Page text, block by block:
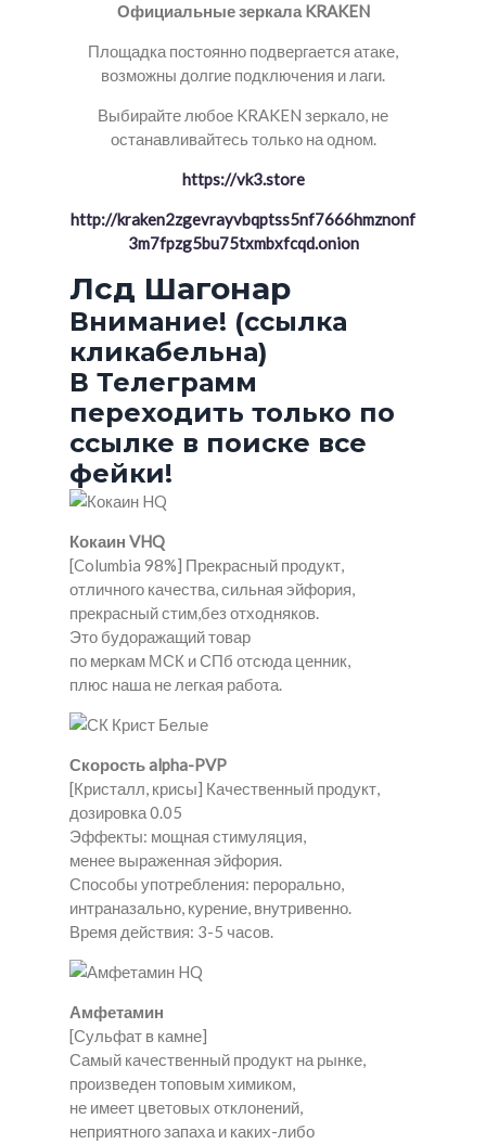
Официальные зеркала KRAKEN
Площадка постоянно подвергается атаке,
возможны долгие подключения и лаги.
Выбирайте любое KRAKEN зеркало, не
останавливайтесь только на одном.
https://vk3.store
http://kraken2zgevrayvbqptss5nf7666hmznonf
3m7fpzg5bu75txmbxfcqd.onion
Лсд Шагонар
Внимание! (ссылка
кликабельна)
В Телеграмм
переходить только по
ссылке в поиске все
фейки!
Кокаин VHQ
[Columbia 98%] Прекрасный продукт,
отличного качества, сильная эйфория,
прекрасный стим,без отходняков.
Это будоражащий товар
по меркам МСК и СПб отсюда ценник,
плюс наша не легкая работа.
Скорость alpha-PVP
[Кристалл, крисы] Качественный продукт,
дозировка 0.05
Эффекты: мощная стимуляция,
менее выраженная эйфория.
Способы употребления: перорально,
интраназально, курение, внутривенно.
Время действия: 3-5 часов.
Амфетамин
[Сульфат в камне]
Самый качественный продукт на рынке,
произведен топовым химиком,
не имеет цветовых отклонений,
неприятного запаха и каких-либо